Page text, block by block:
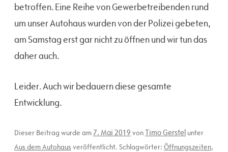
betroffen. Eine Reihe von Gewerbetreibenden rund
um unser Autohaus wurden von der Polizei gebeten,
am Samstag erst gar nicht zu öffnen und wir tun das
daher auch.
Leider. Auch wir bedauern diese gesamte
Entwicklung.
Dieser Beitrag wurde am 7. Mai 2019 vonTimo Gerstel unter
Aus dem Autohaus veröffentlicht. Schlagwörter: Öffnungszeiten,